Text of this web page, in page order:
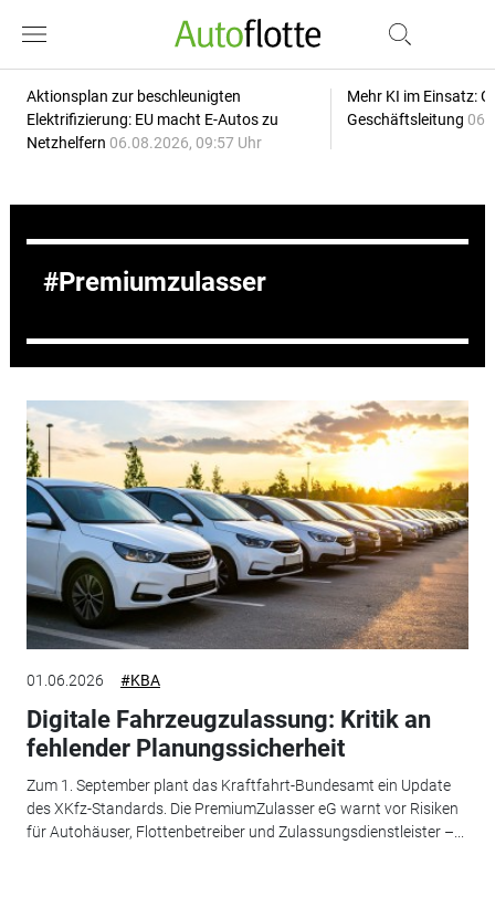
Aktionsplan zur beschleunigten
Elektrifizierung: EU macht E-Autos zu
Netzhelfern 06.08.2026, 09:57 Uhr
Mehr KI im Einsatz:
Geschäftsleitung
Premiumzulasser
01.06.2026 #KBA
Digitale Fahrzeugzulassung: Kritik an
fehlender Planungssicherheit
Zum 1. September plant das Kraftfahrt-Bundesamt ein Update
des XKfz-Standards. Die PremiumZulasser eG warnt vor Risiken
für Autohäuser, Flottenbetreiber und Zulassungsdienstleister –...